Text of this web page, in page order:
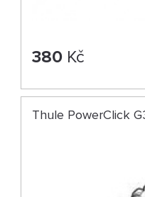
380 Kč
Thule PowerClick